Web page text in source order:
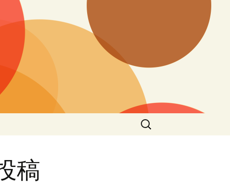
検
索:
稿